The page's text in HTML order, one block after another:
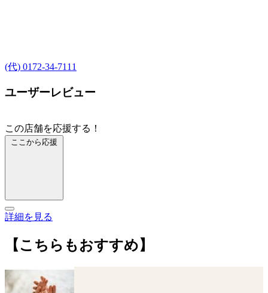
(代) 0172-34-7111
ユーザーレビュー
この店舗を応援する！
ここから応援
詳細を見る
【こちらもおすすめ】